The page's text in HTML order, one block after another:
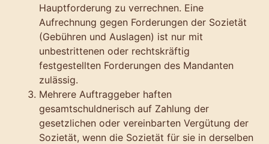
Hauptforderung zu verrechnen. Eine
Aufrechnung gegen Forderungen der Sozietät
(Gebühren und Auslagen) ist nur mit
unbestrittenen oder rechtskräftig
festgestellten Forderungen des Mandanten
zulässig.
Mehrere Auftraggeber haften
gesamtschuldnerisch auf Zahlung der
gesetzlichen oder vereinbarten Vergütung der
Sozietät, wenn die Sozietät für sie in derselben